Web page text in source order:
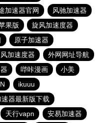
加速器官网
风驰加速器
果版
旋风加速度器
原子加速器
加速度器
外网网址导航
哔咔漫画
小美
ikuuu
速器最新版下载
天行vapn
安易加速器